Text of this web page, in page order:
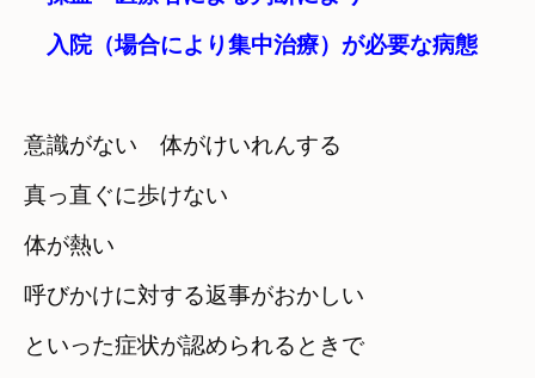
入院（場合により集中治療）が必要な病態
意識がない　体がけいれんする
真っ直ぐに歩けない
体が熱い
呼びかけに対する返事がおかしい
といった症状が認められるときで